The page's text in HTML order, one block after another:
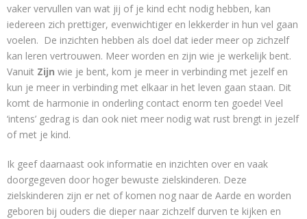
vaker vervullen van wat jij of je kind echt nodig hebben, kan
iedereen zich prettiger, evenwichtiger en lekkerder in hun vel gaan
voelen. De inzichten hebben als doel dat ieder meer op zichzelf
kan leren vertrouwen. Meer worden en zijn wie je werkelijk bent.
Vanuit Zijn wie je bent, kom je meer in verbinding met jezelf en
kun je meer in verbinding met elkaar in het leven gaan staan. Dit
komt de harmonie in onderling contact enorm ten goede! Veel
‘intens’ gedrag is dan ook niet meer nodig wat rust brengt in jezelf
of met je kind.
Ik geef daarnaast ook informatie en inzichten over en vaak
doorgegeven door hoger bewuste zielskinderen. Deze
zielskinderen zijn er net of komen nog naar de Aarde en worden
geboren bij ouders die dieper naar zichzelf durven te kijken en